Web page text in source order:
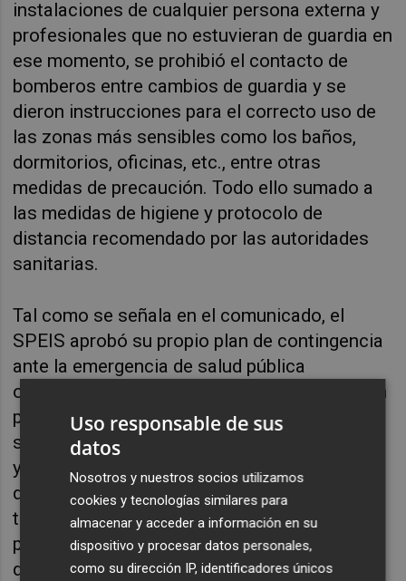
instalaciones de cualquier persona externa y
profesionales que no estuvieran de guardia en
ese momento, se prohibió el contacto de
bomberos entre cambios de guardia y se
dieron instrucciones para el correcto uso de
las zonas más sensibles como los baños,
dormitorios, oficinas, etc., entre otras
medidas de precaución. Todo ello sumado a
las medidas de higiene y protocolo de
distancia recomendado por las autoridades
sanitarias.
Tal como se señala en el comunicado, el
SPEIS aprobó su propio plan de contingencia
ante la emergencia de salud pública
ocasionada por el virus Covid-19, que está en
permanente revisión y actualización. En este
sentido, y sumadas a todas las medidas que
ya se venían aplicando, el plan ha incluido la
división de la plantilla en dos grupos por cada
turno: uno que está presencialmente en el
parque de bomberos y otro que está en su
domicilio, garantizándose en cualquier caso
Uso responsable de sus
datos
Nosotros y nuestros socios utilizamos
cookies y tecnologías similares para
almacenar y acceder a información en su
dispositivo y procesar datos personales,
como su dirección IP, identificadores únicos